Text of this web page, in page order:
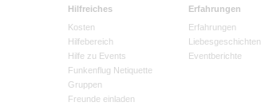
Hilfreiches
Kosten
Hilfebereich
Hilfe zu Events
Funkenflug Netiquette
Gruppen
Freunde einladen
Erfahrungen
Erfahrungen
Liebesgeschichten
Eventberichte